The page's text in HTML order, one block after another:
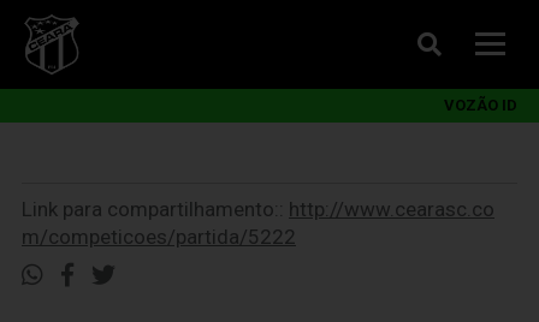
VOZÃO ID
Link para compartilhamento:: http://www.cearasc.co
m/competicoes/partida/5222